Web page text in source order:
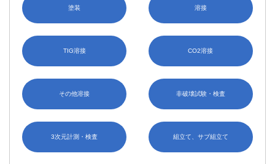
塗装 溶接
TIG溶接 CO2溶接
その他溶接 非破壊試験・検査
3次元計測・検査 組立て、サブ組立て